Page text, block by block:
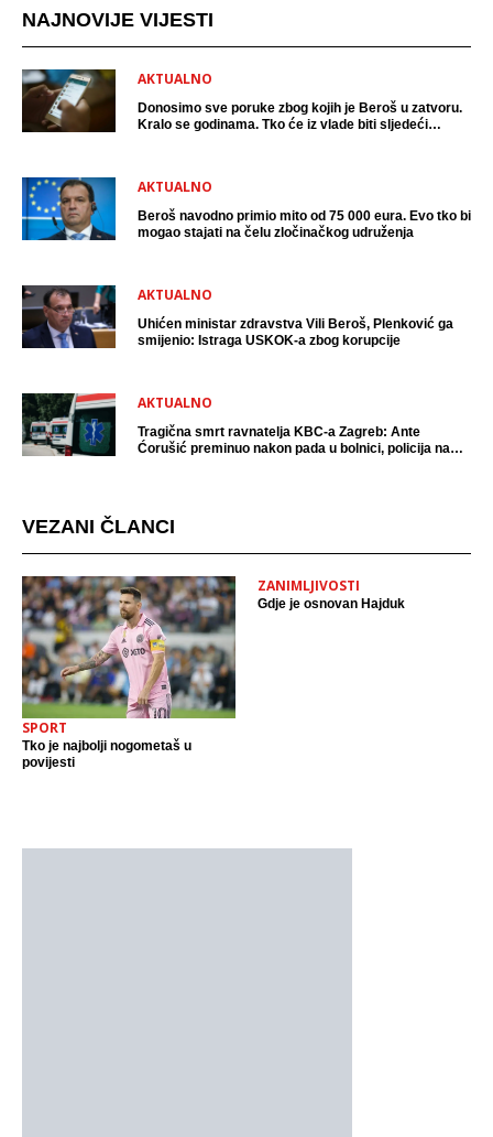
NAJNOVIJE VIJESTI
AKTUALNO
Donosimo sve poruke zbog kojih je Beroš u zatvoru.
Kralo se godinama. Tko će iz vlade biti sljedeći
AKTUALNO
Beroš navodno primio mito od 75 000 eura. Evo tko bi
mogao stajati na čelu zločinačkog udruženja
AKTUALNO
Uhićen ministar zdravstva Vili Beroš, Plenković ga
smijenio: Istraga USKOK-a zbog korupcije
AKTUALNO
Tragična smrt ravnatelja KBC-a Zagreb: Ante
Ćorušić preminuo nakon pada u bolnici, policija na
VEZANI ČLANCI
SPORT
Tko je najbolji nogometaš u
povijesti
ZANIMLJIVOSTI
Gdje je osnovan Hajduk